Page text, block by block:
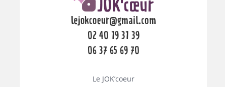
lejokcoeur@gmail.com
02 40 19 31 39
06 37 65 69 70
Le JOK’coeur